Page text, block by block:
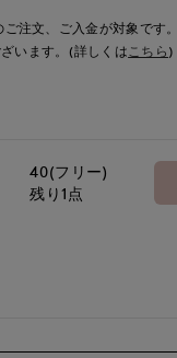
ご注文、ご入金が対象です。
います。(詳しくはこちら )
40(フリー)
残り1点